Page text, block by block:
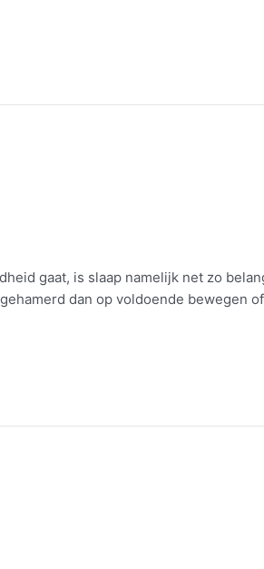
gaat, is slaap namelijk net zo
dan op voldoende bewegen